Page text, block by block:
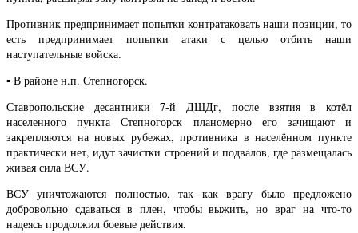
Противник предпринимает попытки контратаковать наши позиции, то
есть предпринимает попытки атаки с целью отбить наши
наступательные войска.
▫️ В районе н.п. Степногорск.
Ставропольские десантники 7-й ДШДг, после взятия в котёл
населенного пункта Степногорск планомерно его зачищают и
закрепляются на новых рубежах, противника в населённом пункте
практически нет, идут зачистки строений и подвалов, где размещалась
живая сила ВСУ.
ВСУ уничтожаются полностью, так как врагу было предложено
добровольно сдаваться в плен, чтобы выжить, но враг на что-то
надеясь продолжил боевые действия.